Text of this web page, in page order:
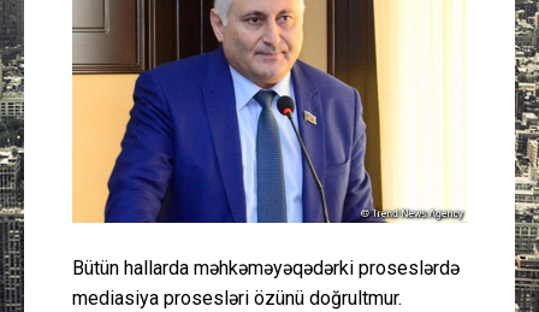
Müsahibə
İdman
Layihə
Cəmiyyət
Bütün hallarda məhkəməyəqədərki proseslərdə
mediasiya prosesləri özünü doğrultmur.